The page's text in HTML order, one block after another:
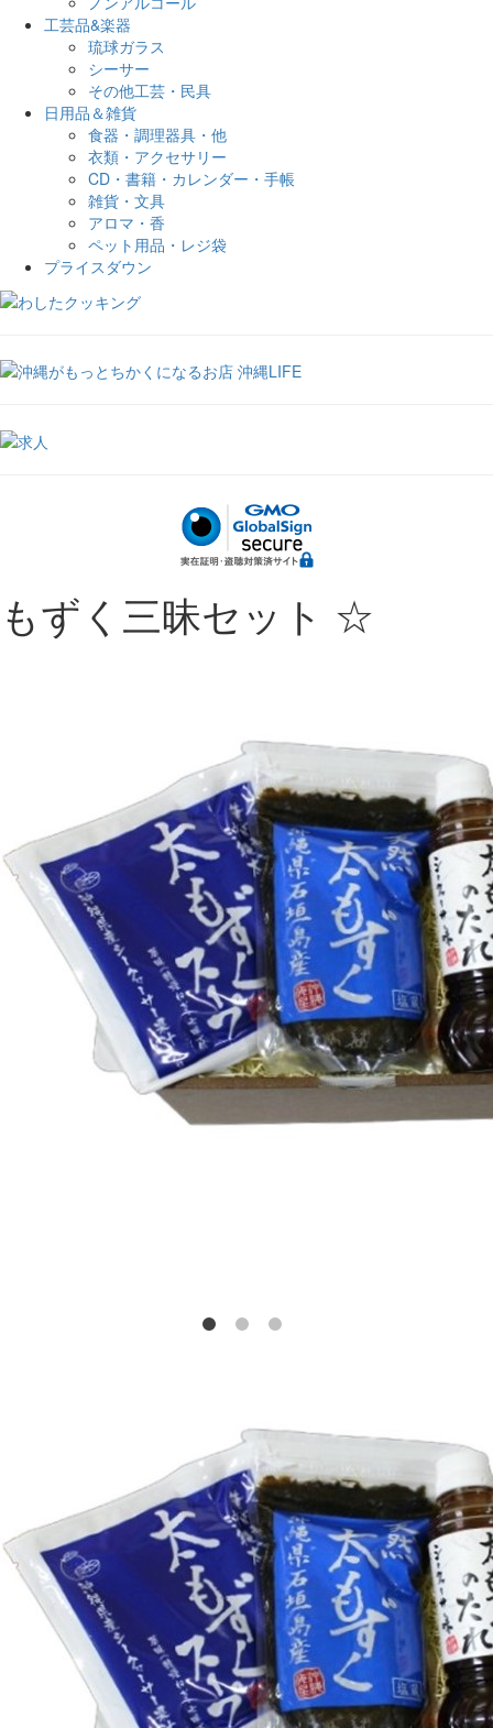
工芸品&楽器
琉球ガラス
シーサー
その他工芸・民具
日用品＆雑貨
食器・調理器具・他
衣類・アクセサリー
CD・書籍・カレンダー・手帳
雑貨・文具
アロマ・香
ペット用品・レジ袋
プライスダウン
もずく三昧セット ☆